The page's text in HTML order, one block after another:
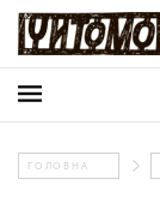
ГОЛОВНА